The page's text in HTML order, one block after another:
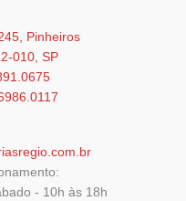
Pinheiros
010, SP
- 10h às 18h